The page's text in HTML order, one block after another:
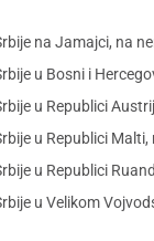
na Jamajci, na
u Bosni i
u Republici
u Republici
u Republici
u Velikom